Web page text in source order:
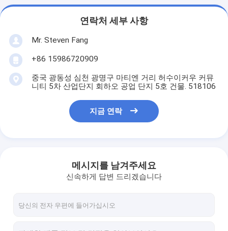
연락처 세부 사항
Mr. Steven Fang
+86 15986720909
중국 광동성 심천 광명구 마티엔 거리 허수이커우 커뮤
니티 5차 산업단지 회하오 공업 단지 5호 건물. 518106
지금 연락
메시지를 남겨주세요
신속하게 답변 드리겠습니다